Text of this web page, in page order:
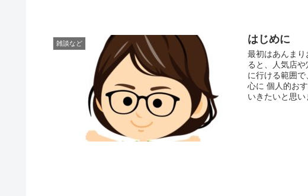
雑談など はじめに
最初はあんま
ると、人気店
に行ける範囲
心に 個人的お
いきたいと思い